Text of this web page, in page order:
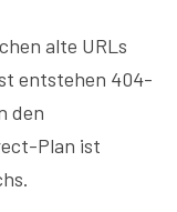
alte URLs
entstehen 404-
den
Plan ist